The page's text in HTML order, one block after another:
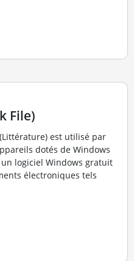
File)
est utilisé par
dotés de Windows
logiciel Windows gratuit
électroniques tels